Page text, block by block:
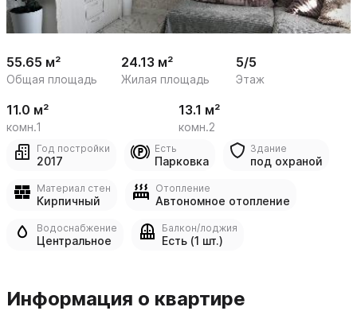
1
/
28
55.65 м²
Общая площадь
24.13 м²
Жилая площадь
5/5
Этаж
11.0 м²
комн.1
13.1 м²
комн.2
Год постройки
2017
Есть
Парковка
Здание
под охраной
Материал стен
Кирпичный
Отопление
Автономное отопление
Водоснабжение
Центральное
Балкон/лоджия
Есть (1 шт.)
Информация о квартире